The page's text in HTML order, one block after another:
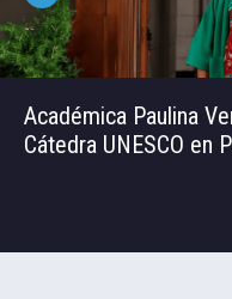
Académica Paulina
Cátedra UNESCO en